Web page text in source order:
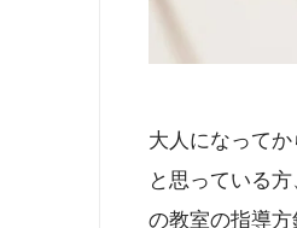
大人になって
と思っている
の教室の指導方